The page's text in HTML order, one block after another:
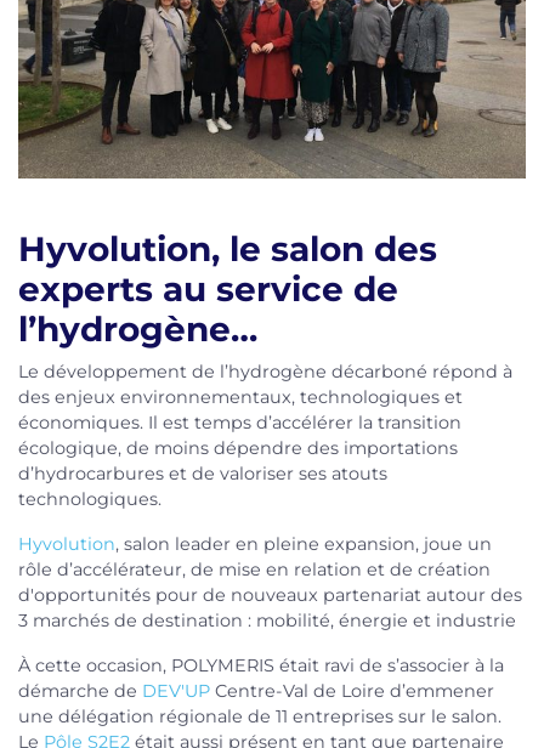
Hyvolution, le salon des
experts au service de
l’hydrogène…
Le développement de l’hydrogène décarboné répond à
des enjeux environnementaux, technologiques et
économiques. Il est temps d’accélérer la transition
écologique, de moins dépendre des importations
d’hydrocarbures et de valoriser ses atouts
technologiques.
Hyvolution, salon leader en pleine expansion, joue un
rôle d’accélérateur, de mise en relation et de création
d'opportunités pour de nouveaux partenariat autour des
3 marchés de destination : mobilité, énergie et industrie
À cette occasion, POLYMERIS était ravi de s’associer à la
démarche de DEV'UP Centre-Val de Loire d’emmener
une délégation régionale de 11 entreprises sur le salon.
Le Pôle S2E2 était aussi présent en tant que partenaire